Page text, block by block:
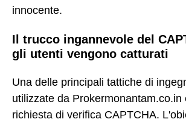
innocente.
Il trucco ingannevole del
gli utenti vengono catturati
Una delle principali tattiche di
utilizzate da Prokermonantam.co.in
richiesta di verifica CAPTCHA.